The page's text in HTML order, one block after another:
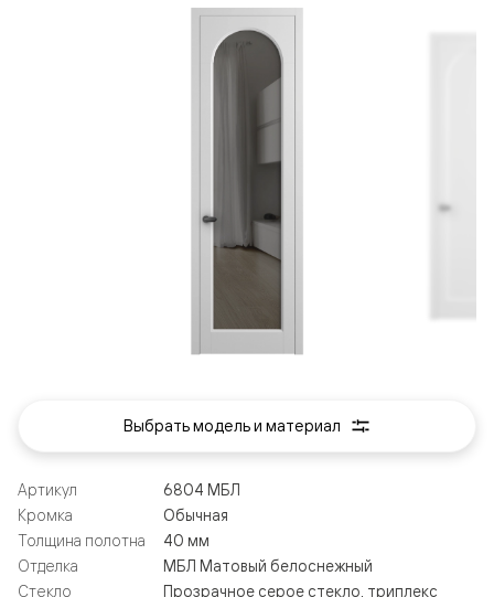
Артикул
6804 МБЛ
Кромка
Обычная
Толщина полотна
40 мм
Отделка
МБЛ Матовый белоснежный
Стекло
Прозрачное серое стекло, триплекс
Выбрать модель и материал